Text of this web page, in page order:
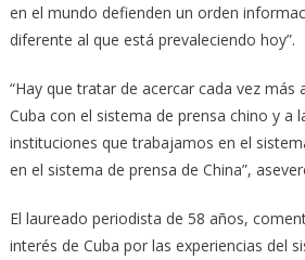
en el mundo defienden un orden
diferente al que está prevaleciendo hoy”.
“Hay que tratar de acercar cada vez más
Cuba con el sistema de prensa chino y a
instituciones que trabajamos en el
en el sistema de prensa de China”,
El laureado periodista de 58 años,
interés de Cuba por las experiencias del